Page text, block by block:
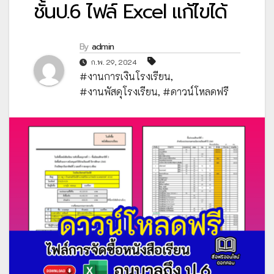
ชั้นป.6 ไฟล์ Excel แก้ไขได้
By admin
ก.พ. 29, 2024
#งานการเงินโรงเรียน,
#งานพัสดุโรงเรียน, #ดาวน์โหลดฟรี